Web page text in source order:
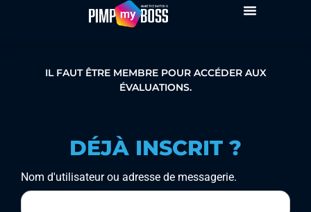
IL FAUT ÊTRE MEMBRE POUR ACCÉDER AUX
ÉVALUATIONS.
DÉJÀ INSCRIT ?
Nom d'utilisateur ou adresse de messagerie.